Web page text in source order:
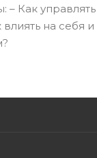
– Как
на себя и